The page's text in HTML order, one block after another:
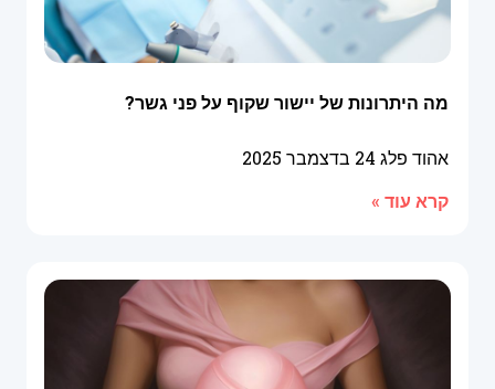
מה היתרונות של יישור שקוף על פני גשר?
אהוד פלג 24 בדצמבר 2025
קרא עוד »